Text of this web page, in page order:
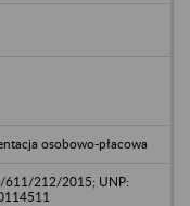
osobowo-płacowa
611/212/2015; UNP: